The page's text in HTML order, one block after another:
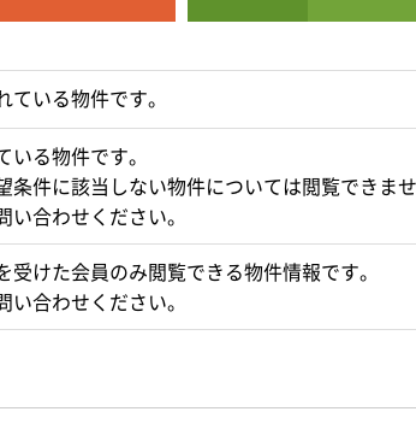
いる物件です。
る物件です。
条件に該当しない物件については閲覧できませ
合わせください。
けた会員のみ閲覧できる物件情報です。
合わせください。